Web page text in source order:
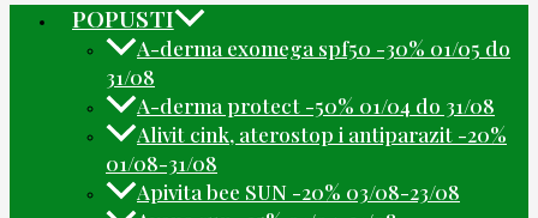
POPUSTI
A-derma exomega spf50 -30% 01/05 do
31/08
A-derma protect -50% 01/04 do 31/08
Alivit cink, aterostop i antiparazit -20%
01/08-31/08
Apivita bee SUN -20% 03/08-23/08